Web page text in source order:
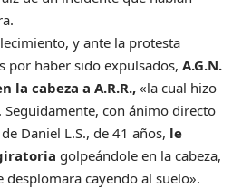
y ante la protesta
por haber sido expulsados, A.G.N.
la cabeza a A.R.R., «la cual hizo
Seguidamente, con ánimo directo
Daniel L.S., de 41 años, le
golpeándole en la cabeza,
desplomara cayendo al suelo».